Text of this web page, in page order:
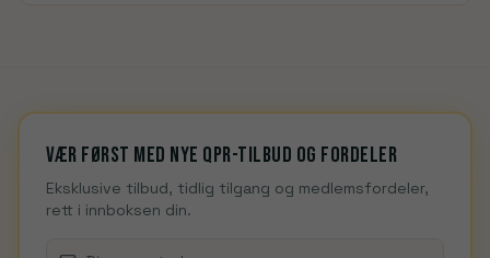
Vær først med nye QPR-tilbud og fordeler
Eksklusive tilbud, tidlig tilgang og medlemsfordeler,
rett i innboksen din.